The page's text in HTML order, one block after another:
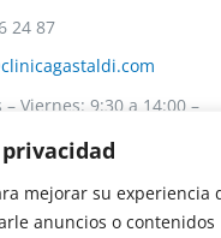
mejorar su experiencia
anuncios o contenidos
24 87
– Viernes: 9:30 a 14:00 –